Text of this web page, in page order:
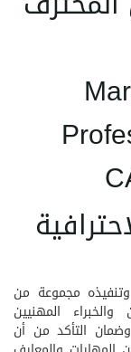
مجموعة من
والخبراء المهنيين
التأكد من أن